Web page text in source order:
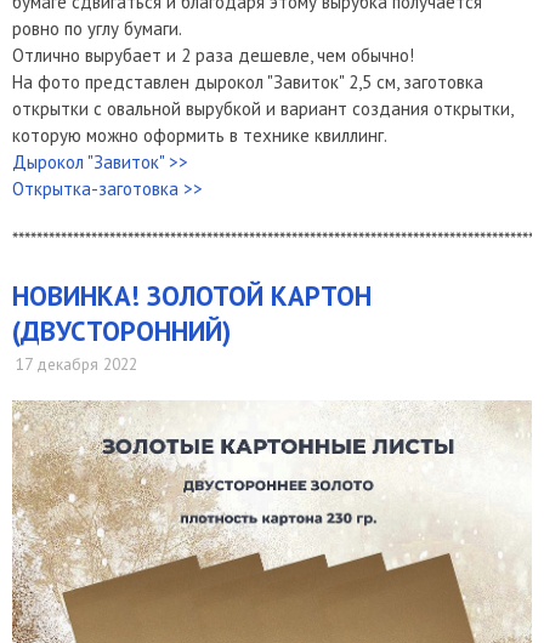
ровно по углу бумаги.
Отлично вырубает и 2 раза дешевле, чем обычно!
На фото представлен дырокол "Завиток" 2,5 см, заготовка
открытки с овальной вырубкой и вариант создания открытки,
которую можно оформить в технике квиллинг.
Дырокол "Завиток" >>
Открытка-заготовка >>
​НОВИНКА! ЗОЛОТОЙ КАРТОН
(ДВУСТОРОННИЙ)
17 декабря 2022